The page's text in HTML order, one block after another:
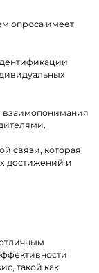
опроса имеет
связи, которая
достижений и
такой как